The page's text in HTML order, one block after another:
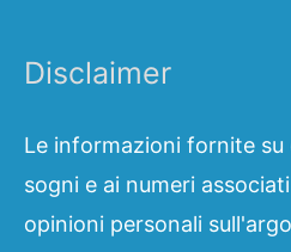
Disclaimer
Le informazioni fornite
sogni e ai numeri
opinioni personali